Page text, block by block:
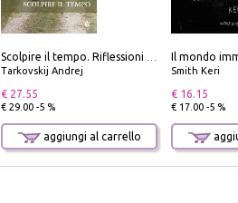
Tarkovskij Andrej
€ 27.55
€ 29.00 -5 %
aggiungi al carrello
Il mondo
Smith Keri
€ 16.15
€ 17.00 -5 %